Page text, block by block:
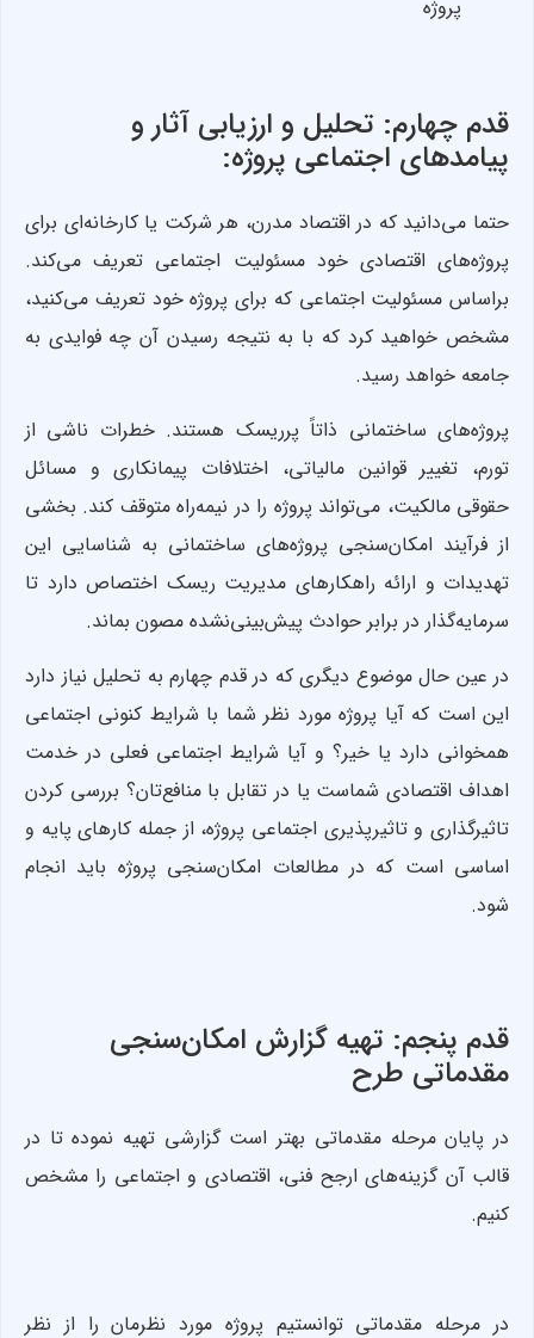
پروژه
قدم چهارم: تحلیل و ارزیابی آثار و
پیامدهای اجتماعی پروژه:
حتما می‌دانید که در اقتصاد مدرن، هر شرکت یا کارخانه‌ای برای
پروژه‌های اقتصادی خود مسئولیت اجتماعی تعریف می‌کند.
براساس مسئولیت اجتماعی که برای پروژه خود تعریف می‌کنید،
مشخص خواهید کرد که با به نتیجه رسیدن آن چه فوایدی به
جامعه خواهد رسید.
پروژه‌های ساختمانی ذاتاً پرریسک هستند. خطرات ناشی از
تورم، تغییر قوانین مالیاتی، اختلافات پیمانکاری و مسائل
حقوقی مالکیت، می‌تواند پروژه را در نیمه‌راه متوقف کند. بخشی
از فرآیند امکان‌‌سنجی پروژه‌های ساختمانی به شناسایی این
تهدیدات و ارائه راهکارهای مدیریت ریسک اختصاص دارد تا
سرمایه‌گذار در برابر حوادث پیش‌بینی‌نشده مصون بماند.
در عین حال موضوع دیگری که در قدم چهارم به تحلیل نیاز دارد
این است که آیا پروژه مورد نظر شما با شرایط کنونی اجتماعی
همخوانی دارد یا خیر؟ و آیا شرایط اجتماعی فعلی در خدمت
اهداف اقتصادی شماست یا در تقابل با منافع‌تان؟ بررسی کردن
تاثیرگذاری و تاثیرپذیری اجتماعی پروژه، از جمله کارهای پایه و
اساسی است که در مطالعات امکان‌سنجی پروژه باید انجام
شود.
قدم پنجم: تهیه گزارش امکان‌سنجی
مقدماتی طرح
در پایان مرحله مقدماتی بهتر است گزارشی تهیه نموده تا در
قالب آن گزینه‌های ارجح فنی، اقتصادی و اجتماعی را مشخص
کنیم.
در مرحله مقدماتی توانستیم پروژه مورد نظرمان را از نظر